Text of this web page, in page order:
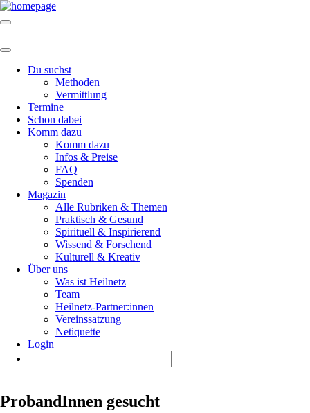
Du suchst
Methoden
Vermittlung
Termine
Schon dabei
Komm dazu
Komm dazu
Infos & Preise
FAQ
Spenden
Magazin
Alle Rubriken & Themen
Praktisch & Gesund
Spirituell & Inspirierend
Wissend & Forschend
Kulturell & Kreativ
Über uns
Was ist Heilnetz
Team
Heilnetz-Partner:innen
Vereinssatzung
Netiquette
Login
ProbandInnen gesucht